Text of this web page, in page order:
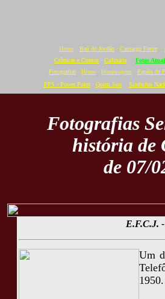
Home · Baú do Jordão · Camargo Freire ·
Crônicas e Contos · Culinária · Fotos
Fotografias · Hinos · Homenagens · Papéis de
PPS - Power Point· Quem Sou· Símbolos
Fotografias
história de
de 07/
E.F.C.J.
Um
1950.